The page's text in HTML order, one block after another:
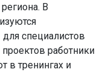
В
специалистов
работники
в тренингах и